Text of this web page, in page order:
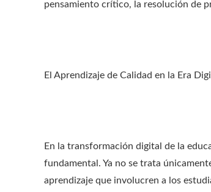
pensamiento crítico, la resolución de
El Aprendizaje de Calidad en la Era
En la transformación digital de la
fundamental. Ya no se trata
aprendizaje que involucren a los